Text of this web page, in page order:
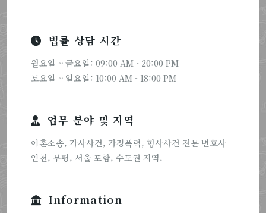
법률 상담 시간
월요일 ~ 금요일: 09:00 AM - 20:00 PM
토요일 ~ 일요일: 10:00 AM - 18:00 PM
업무 분야 및 지역
이혼소송, 가사사건, 가정폭력, 형사사건 전문 변호사
인천, 부평, 서울 포함, 수도권 지역.
Information